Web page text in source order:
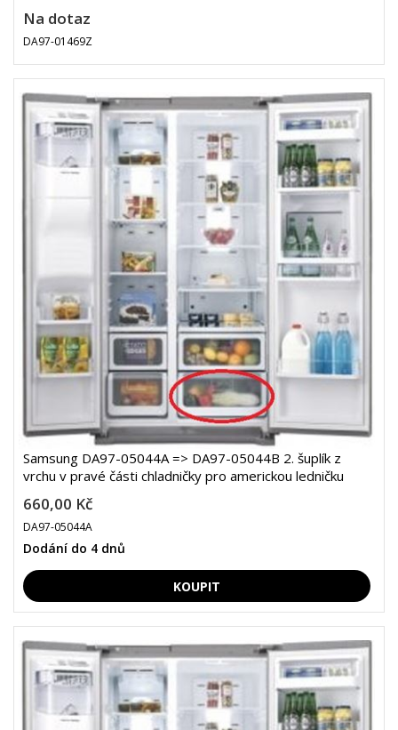
Na dotaz
DA97-01469Z
Samsung DA97-05044A => DA97-05044B 2. šuplík z
vrchu v pravé části chladničky pro americkou ledničku
660,00 Kč
DA97-05044A
Dodání do 4 dnů